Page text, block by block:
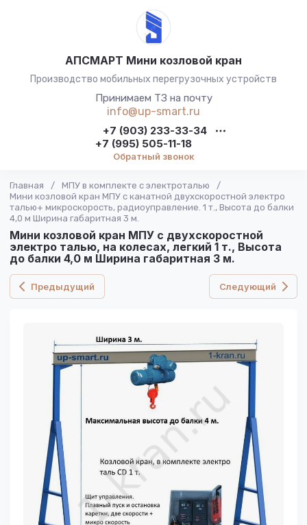
АПСМАРТ Мини козловой кран
Производство мобильных перегрузочных устройств
Принимаем ТЗ на почту
info@up-smart.ru
+7 (903) 233-33-34
+7 (995) 505-11-18
Обратный звонок
Главная / МПУ в комплекте с электроталью
/
Мини козловой кран МПУ с канатной двухскоростной электро
талью+ микроскорость, радиоуправление. 1 т., Высота до балки
4,0 м Ширина габаритная 3 м.
Мини козловой кран МПУ с двухскоростной
электро талью, на колесах, легкий 1 т., Высота
до балки 4,0 м Ширина габаритная 3 м.
Предыдущий Следующий